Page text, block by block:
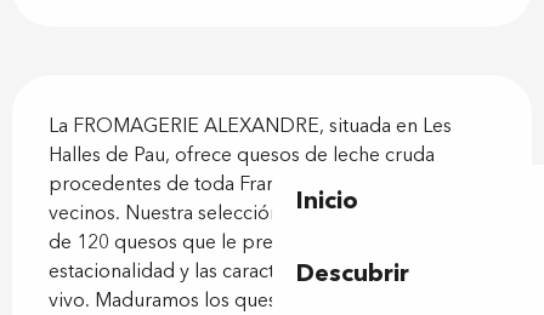
Inicio
Descubrir
La FROMAGERIE ALEXANDRE, situada en Les
Halles de Pau, ofrece quesos de leche cruda
procedentes de toda Francia y de los países
vecinos. Nuestra selección de quesos incluye más
de 120 quesos que le presentamos según la
estacionalidad y las características de un producto
vivo. Maduramos los quesos...